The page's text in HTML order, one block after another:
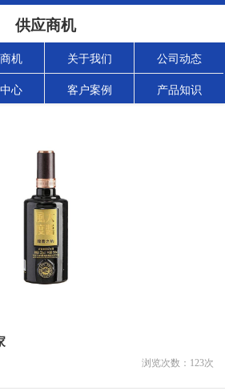
供应商机
机 关于我们 公司动态
心 客户案例 产品知识
浏览次数： 123次